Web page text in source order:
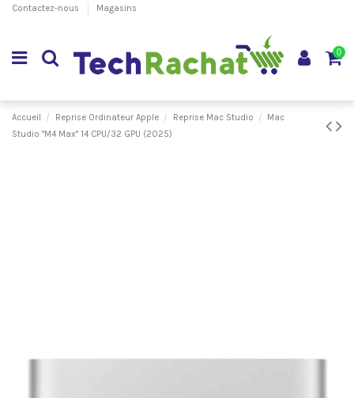
Contactez-nous Magasins
0
Accueil Reprise Ordinateur Apple Reprise Mac Studio
Mac
Studio "M4 Max" 14 CPU/32 GPU (2025)